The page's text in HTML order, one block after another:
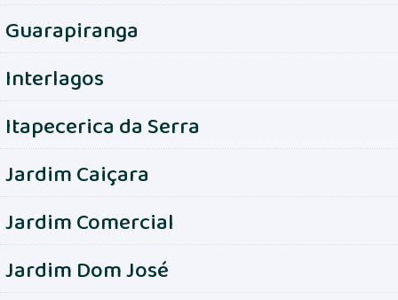
Guarapiranga
Interlagos
Itapecerica da Serra
Jardim Caiçara
Jardim Comercial
Jardim Dom José